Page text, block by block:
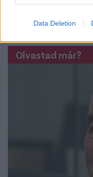
Data Deletion
Olvastad már?